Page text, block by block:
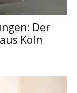
Der
Köln